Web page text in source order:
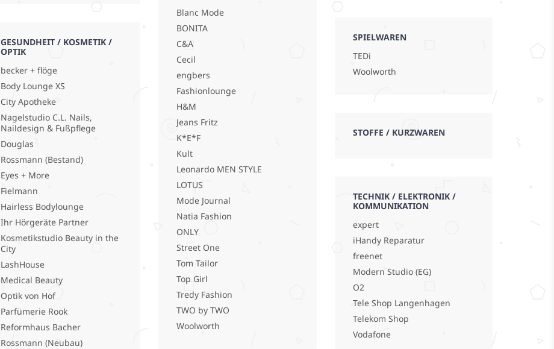
GESUNDHEIT / KOSMETIK /
OPTIK
becker + flöge
Body Lounge XS
City Apotheke
Nagelstudio C.L. Nails,
Naildesign & Fußpflege
Douglas
Rossmann (Bestand)
Eyes + More
Fielmann
Hairless Bodylounge
Ihr Hörgeräte Partner
Kosmetikstudio Beauty in the
City
LashHouse
Medical Beauty
Optik von Hof
Parfümerie Rook
Reformhaus Bacher
Rossmann (Neubau)
Blanc Mode
BONITA
C&A
Cecil
engbers
Fashionlounge
H&M
Jeans Fritz
K*E*F
Kult
Leonardo MEN STYLE
LOTUS
Mode Journal
Natia Fashion
ONLY
Street One
Tom Tailor
Top Girl
Tredy Fashion
TWO by TWO
Woolworth
SPIELWAREN
TEDi
Woolworth
STOFFE / KURZWAREN
TECHNIK / ELEKTRONIK /
KOMMUNIKATION
expert
iHandy Reparatur
freenet
Modern Studio (EG)
O2
Tele Shop Langenhagen
Telekom Shop
Vodafone